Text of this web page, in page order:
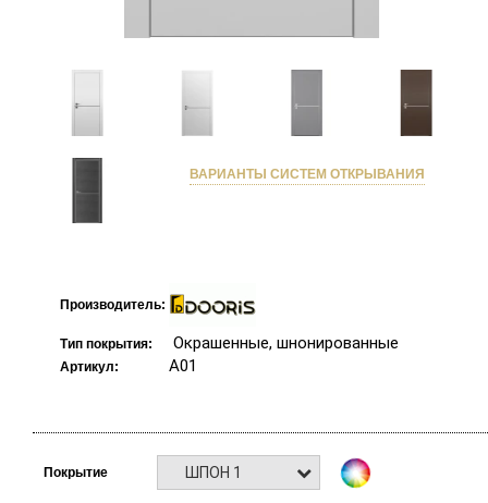
ВАРИАНТЫ СИСТЕМ ОТКРЫВАНИЯ
Производитель:
Тип покрытия: Окрашенные, шнонированные
Артикул: A01
Покрытие ШПОН 1